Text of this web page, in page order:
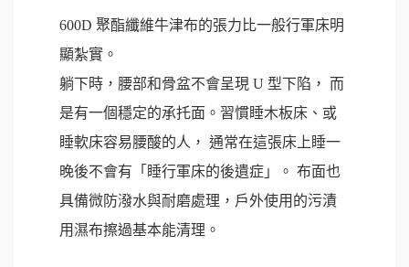
600D 聚酯纖維牛津布的張力比一般行軍床明
顯紮實。
躺下時，腰部和骨盆不會呈現 U 型下陷， 而
是有一個穩定的承托面。習慣睡木板床、或
睡軟床容易腰酸的人， 通常在這張床上睡一
晚後不會有「睡行軍床的後遺症」。 布面也
具備微防潑水與耐磨處理，戶外使用的污漬
用濕布擦過基本能清理。